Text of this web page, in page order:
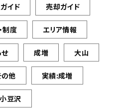
イド 売却ガイド
制度 エリア情報
成増 大山
他 実績:成増
豆沢